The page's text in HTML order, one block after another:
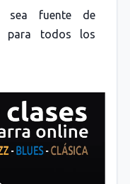
sea fuente de
para todos los